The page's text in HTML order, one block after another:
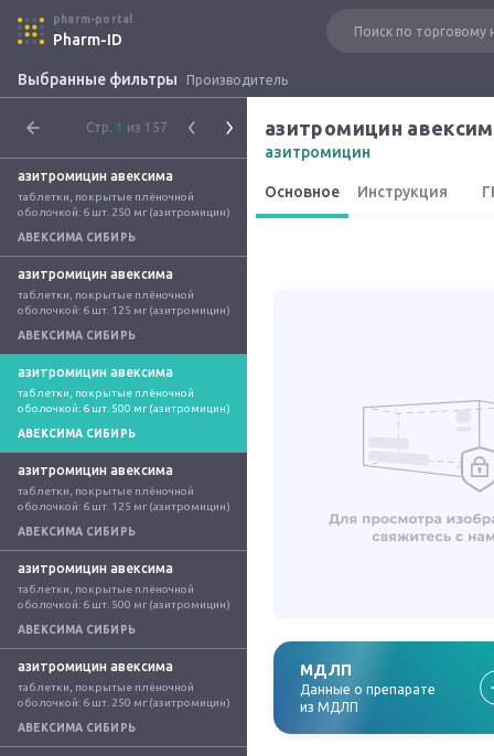
pharm-portal
Pharm-ID
Выбранные фильтры Производитель
Стр. 1 из 157
азитромицин авексима
таблетки, покрытые плёночной
оболочкой: 6 шт. 250 мг (азитромицин)
АВЕКСИМА СИБИРЬ
азитромицин авексима
таблетки, покрытые плёночной
оболочкой: 6 шт. 125 мг (азитромицин)
АВЕКСИМА СИБИРЬ
азитромицин авексима
таблетки, покрытые плёночной
оболочкой: 6 шт. 500 мг (азитромицин)
АВЕКСИМА СИБИРЬ
азитромицин авексима
таблетки, покрытые плёночной
оболочкой: 6 шт. 125 мг (азитромицин)
АВЕКСИМА СИБИРЬ
азитромицин авексима
таблетки, покрытые плёночной
оболочкой: 6 шт. 500 мг (азитромицин)
АВЕКСИМА СИБИРЬ
азитромицин авексима
таблетки, покрытые плёночной
оболочкой: 6 шт. 250 мг (азитромицин)
АВЕКСИМА СИБИРЬ
азитромицин
азитромицин
Основное Инструкция
МДЛП
Данные о препарате
из МДЛП